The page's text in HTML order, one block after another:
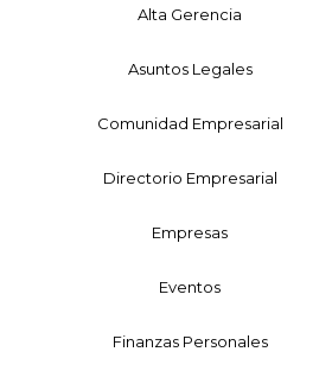
Alta Gerencia
Asuntos Legales
Comunidad Empresarial
Directorio Empresarial
Empresas
Eventos
Finanzas Personales